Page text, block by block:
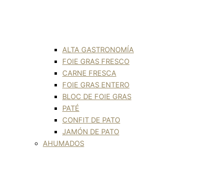
ALTA GASTRONOMÍA
FOIE GRAS FRESCO
CARNE FRESCA
FOIE GRAS ENTERO
BLOC DE FOIE GRAS
PATÉ
CONFIT DE PATO
JAMÓN DE PATO
AHUMADOS